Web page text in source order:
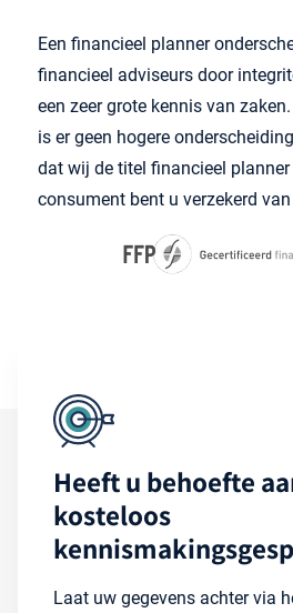
Een financieel planner
financieel adviseurs door
een zeer grote kennis van
is er geen hogere
dat wij de titel financieel
consument bent u verzekerd
Heeft u behoefte
kosteloos
Laat uw gegevens achter via